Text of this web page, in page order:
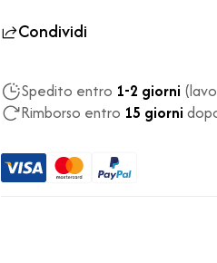
Condividi
Spedito entro 1-2 giorni
Rimborso entro 15 giorni